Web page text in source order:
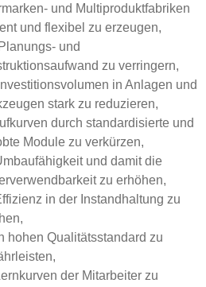
und Multiproduktfabriken
und flexibel zu erzeugen,
und
zu verringern,
in Anlagen und
stark zu reduzieren,
durch standardisierte und
Module zu verkürzen,
und damit die
zu erhöhen,
in der Instandhaltung zu
hohen Qualitätsstandard zu
der Mitarbeiter zu